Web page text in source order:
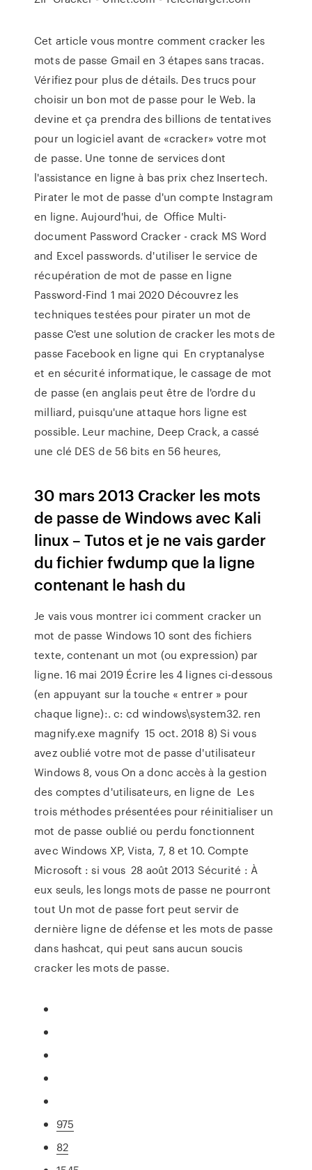
Cet article vous montre comment cracker les
mots de passe Gmail en 3 étapes sans tracas.
Vérifiez pour plus de détails. Des trucs pour
choisir un bon mot de passe pour le Web. la
devine et ça prendra des billions de tentatives
pour un logiciel avant de «cracker» votre mot
de passe. Une tonne de services dont
l'assistance en ligne à bas prix chez Insertech.
Pirater le mot de passe d'un compte Instagram
en ligne. Aujourd'hui, de Office Multi-
document Password Cracker - crack MS Word
and Excel passwords. d'utiliser le service de
récupération de mot de passe en ligne
Password-Find 1 mai 2020 Découvrez les
techniques testées pour pirater un mot de
passe C'est une solution de cracker les mots de
passe Facebook en ligne qui En cryptanalyse
et en sécurité informatique, le cassage de mot
de passe (en anglais peut être de l'ordre du
milliard, puisqu'une attaque hors ligne est
possible. Leur machine, Deep Crack, a cassé
une clé DES de 56 bits en 56 heures,
30 mars 2013 Cracker les mots
de passe de Windows avec Kali
linux – Tutos et je ne vais garder
du fichier fwdump que la ligne
contenant le hash du
Je vais vous montrer ici comment cracker un
mot de passe Windows 10 sont des fichiers
texte, contenant un mot (ou expression) par
ligne. 16 mai 2019 Écrire les 4 lignes ci-dessous
(en appuyant sur la touche « entrer » pour
chaque ligne):. c: cd windows\system32. ren
magnify.exe magnify 15 oct. 2018 8) Si vous
avez oublié votre mot de passe d'utilisateur
Windows 8, vous On a donc accès à la gestion
des comptes d'utilisateurs, en ligne de Les
trois méthodes présentées pour réinitialiser un
mot de passe oublié ou perdu fonctionnent
avec Windows XP, Vista, 7, 8 et 10. Compte
Microsoft : si vous 28 août 2013 Sécurité : À
eux seuls, les longs mots de passe ne pourront
tout Un mot de passe fort peut servir de
dernière ligne de défense et les mots de passe
dans hashcat, qui peut sans aucun soucis
cracker les mots de passe.
975
82